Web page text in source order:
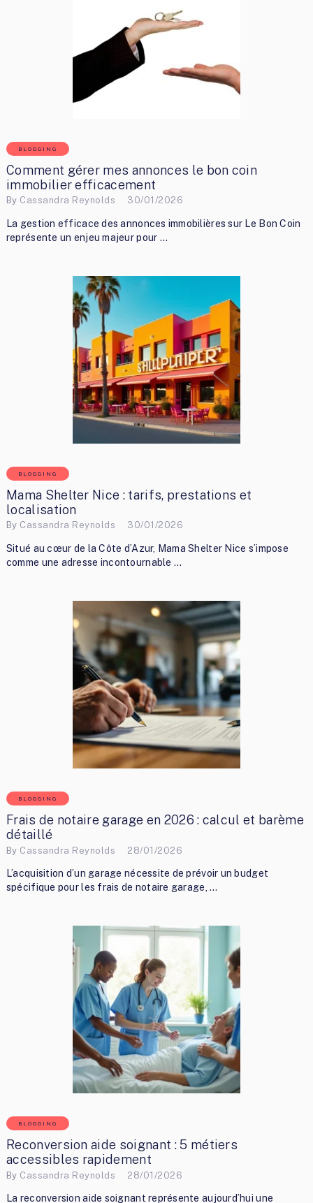
BLOGGING
Comment gérer mes annonces le bon coin
immobilier efficacement
By Cassandra Reynolds 30/01/2026
La gestion efficace des annonces immobilières sur Le Bon Coin
représente un enjeu majeur pour …
BLOGGING
Mama Shelter Nice : tarifs, prestations et
localisation
By Cassandra Reynolds 30/01/2026
Situé au cœur de la Côte d’Azur, Mama Shelter Nice s’impose
comme une adresse incontournable …
BLOGGING
Frais de notaire garage en 2026 : calcul et barème
détaillé
By Cassandra Reynolds 28/01/2026
L’acquisition d’un garage nécessite de prévoir un budget
spécifique pour les frais de notaire garage, …
BLOGGING
Reconversion aide soignant : 5 métiers
accessibles rapidement
By Cassandra Reynolds 28/01/2026
La reconversion aide soignant représente aujourd’hui une